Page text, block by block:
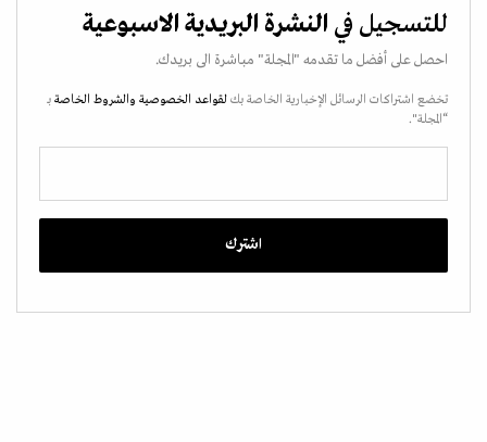
للتسجيل في النشرة البريدية الاسبوعية
احصل على أفضل ما تقدمه "المجلة" مباشرة الى بريدك.
تخضع اشتراكات الرسائل الإخبارية الخاصة بك لقواعد الخصوصية والشروط الخاصة بـ
“المجلة".